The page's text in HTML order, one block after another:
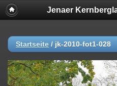
Jenaer
Startseite / jk-2010-fot1-028